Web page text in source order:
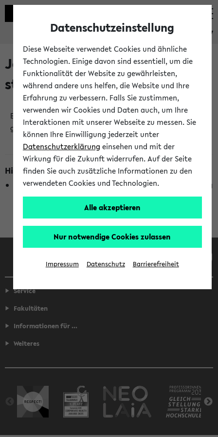
eKVV
Jetzt und in Kürze
stattfindende Veranstaltungen
Es wurden keine jetzt stattfindenden Veranstaltungen
gefunden!
Hinweise zur Liste
Die Anzeige ist semesterübergreifend und nicht abhängig
vom im eKVV gewählten Semester.
Facebook Instagram LinkedIn TikTok
Service
Fakultäten
Informationen für ...
Weiteres
Datenschutzeinstellung
Diese Webseite verwendet Cookies und ähnliche
Technologien. Einige davon sind essentiell, um die
Funktionalität der Website zu gewährleisten,
während andere uns helfen, die Website und Ihre
Erfahrung zu verbessern. Falls Sie zustimmen,
verwenden wir Cookies und Daten auch, um Ihre
Interaktionen mit unserer Webseite zu messen. Sie
können Ihre Einwilligung jederzeit unter
Datenschutzerklärung einsehen und mit der
Wirkung für die Zukunft widerrufen. Auf der Seite
finden Sie auch zusätzliche Informationen zu den
verwendeten Cookies und Technologien.
Alle akzeptieren
Nur notwendige Cookies zulassen
Impressum Datenschutz Barrierefreiheit